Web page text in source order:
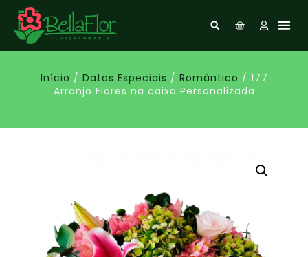
Início / Datas Especiais / Romântico / 177
Arranjo Flores na caixa Personalizada